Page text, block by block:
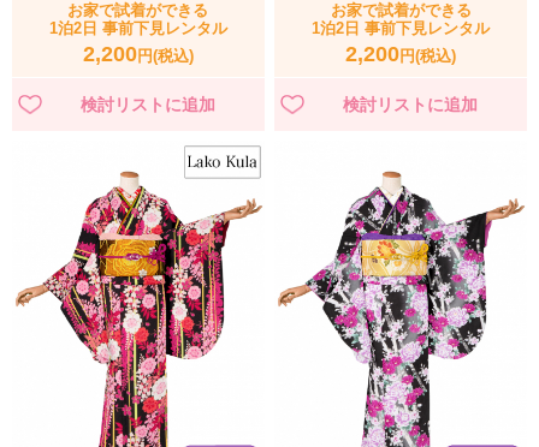
お家で試着ができる
1泊2日 事前下見レンタル
2,200円(税込)
お家で試着ができる
1泊2日 事前下見レンタル
2,200円(税込)